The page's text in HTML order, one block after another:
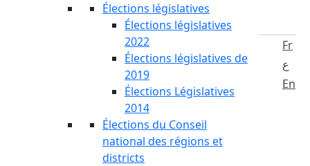
Élections législatives
Élections législatives
2022
Élections législatives de
2019
Élections Législatives
2014
Élections du Conseil
national des régions et
districts
Fr
ع
En